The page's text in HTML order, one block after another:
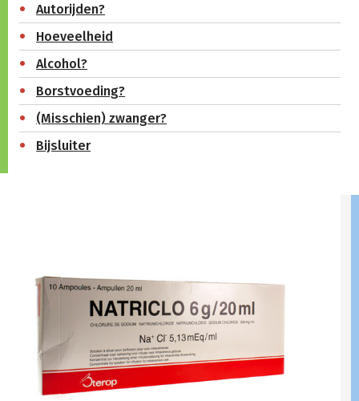
Autorijden?
Hoeveelheid
Alcohol?
Borstvoeding?
(Misschien) zwanger?
Bijsluiter